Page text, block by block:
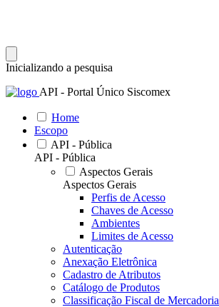
Inicializando a pesquisa
API - Portal Único Siscomex
Home
Escopo
API - Pública
API - Pública
Aspectos Gerais
Aspectos Gerais
Perfis de Acesso
Chaves de Acesso
Ambientes
Limites de Acesso
Autenticação
Anexação Eletrônica
Cadastro de Atributos
Catálogo de Produtos
Classificação Fiscal de Mercadoria